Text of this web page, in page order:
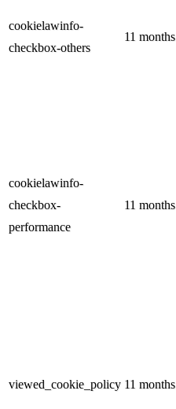
cookielawinfo-
checkbox-others
11 months
cookielawinfo-
checkbox-
performance
11 months
viewed_cookie_policy 11 months